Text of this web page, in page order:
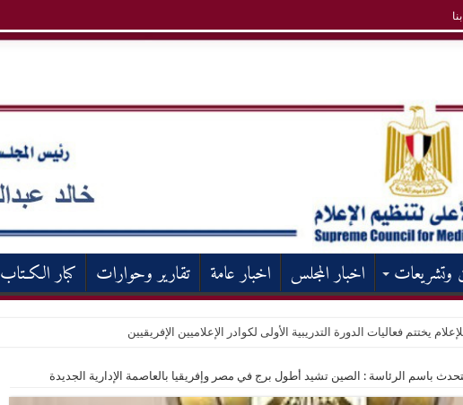
وتشريعات اخبار المجلس اخبار عامة تقارير وحوارات كبار الكـتاب
يختتم فعاليات الدورة التدريبية الأولى لكوادر الإعلاميين الإفريقيين
باسم الرئاسة : الصين تشيد أطول برج في مصر وإفريقيا بالعاصمة الإدارية الجديدة